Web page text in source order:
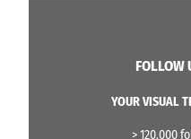
FOLLOW
YOUR VISUAL
> 120.000